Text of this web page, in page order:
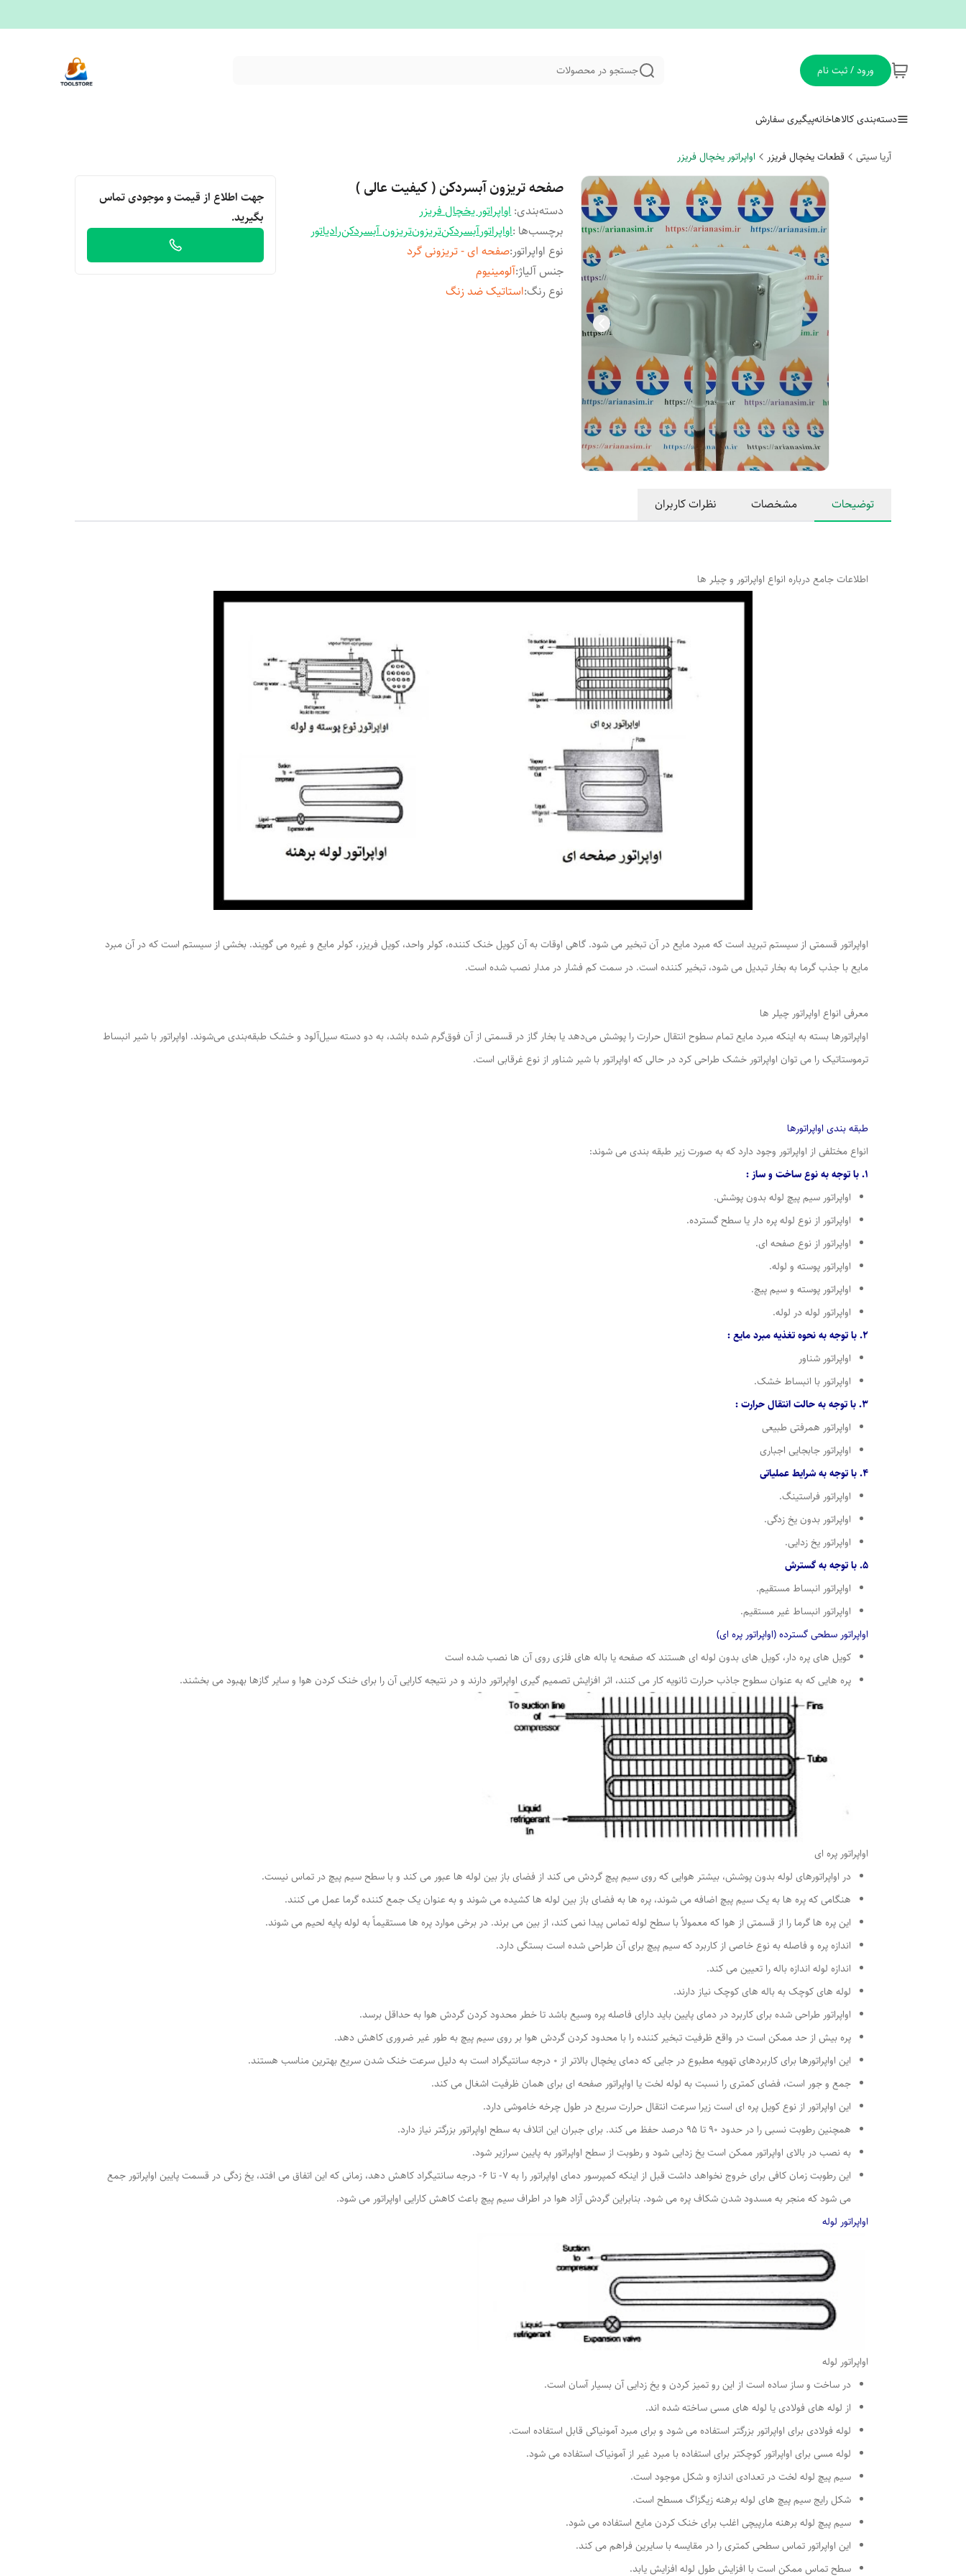
ورود / ثبت نام جستجو در محصولات
دسته‌بندی کالاهاخانهپیگیری سفارش
آریا سیتی قطعات یخچال فریزر اواپراتور یخچال فریزر
صفحه تریزون آبسردکن ( کیفیت عالی )
دسته‌بندی:اواپراتور یخچال فریزر
برچسب‌ها :اواپراتورآبسردکنتریزونتریزون آبسردکنرادیاتور
نوع اواپراتور:صفحه ای - تریزونی گرد
جنس آلیاژ:آلومینیوم
نوع رنگ:استاتیک ضد زنگ
جهت اطلاع از قیمت و موجودی تماس
بگیرید.
توضیحات مشخصات نظرات کاربران
اطلاعات جامع درباره انواع اواپراتور و چیلر ها
اواپراتور قسمتی از سیستم تبرید است که مبرد مایع در آن تبخیر می شود. گاهی اوقات به آن کویل خنک کننده، کولر واحد، کویل فریزر، کولر مایع و غیره می گویند. بخشی از سیستم است که در آن مبرد
مایع با جذب گرما به بخار تبدیل می شود، تبخیر کننده است. در سمت کم فشار در مدار نصب شده است.
معرفی انواع اواپراتور چیلر ها
اواپراتورها بسته به اینکه مبرد مایع تمام سطوح انتقال حرارت را پوشش می‌دهد یا بخار گاز در قسمتی از آن فوق‌گرم شده باشد، به دو دسته سیل‌آلود و خشک طبقه‌بندی می‌شوند. اواپراتور با شیر انبساط
ترموستاتیک را می توان اواپراتور خشک طراحی کرد در حالی که اواپراتور با شیر شناور از نوع غرقابی است.
طبقه بندی اواپراتورها
انواع مختلفی از اواپراتور وجود دارد که به صورت زیر طبقه بندی می شوند:
1. با توجه به نوع ساخت و ساز :
اواپراتور سیم پیچ لوله بدون پوشش.
اواپراتور از نوع لوله پره دار یا سطح گسترده.
اواپراتور از نوع صفحه ای.
اواپراتور پوسته و لوله.
اواپراتور پوسته و سیم پیچ.
اواپراتور لوله در لوله.
2. با توجه به نحوه تغذیه مبرد مایع :
اواپراتور شناور
اواپراتور با انبساط خشک.
3. با توجه به حالت انتقال حرارت :
اواپراتور همرفتی طبیعی
اواپراتور جابجایی اجباری
4. با توجه به شرایط عملیاتی
اواپراتور فراستینگ.
اواپراتور بدون یخ زدگی.
اواپراتور یخ زدایی.
5. با توجه به گسترش
اواپراتور انبساط مستقیم.
اواپراتور انبساط غیر مستقیم.
اواپراتور سطحی گسترده (اواپراتور پره ای)
کویل های پره دار، کویل های بدون لوله ای هستند که صفحه یا باله های فلزی روی آن ها نصب شده است
پره هایی که به عنوان سطوح جاذب حرارت ثانویه کار می کنند، اثر افزایش تصمیم گیری اواپراتور دارند و در نتیجه کارایی آن را برای خنک کردن هوا و سایر گازها بهبود می بخشند.
اواپراتور پره ای
در اواپراتورهای لوله بدون پوشش، بیشتر هوایی که روی سیم پیچ گردش می کند از فضای باز بین لوله ها عبور می کند و با سطح سیم پیچ در تماس نیست.
هنگامی که پره ها به یک سیم پیچ اضافه می شوند، پره ها به فضای باز بین لوله ها کشیده می شوند و به عنوان یک جمع کننده گرما عمل می کنند.
این پره ها گرما را از قسمتی از هوا که معمولاً با سطح لوله تماس پیدا نمی کند، از بین می برند. در برخی موارد پره ها مستقیماً به لوله پایه لحیم می شوند.
اندازه پره و فاصله به نوع خاصی از کاربرد که سیم پیچ برای آن طراحی شده است بستگی دارد.
اندازه لوله اندازه باله را تعیین می کند.
لوله های کوچک به باله های کوچک نیاز دارند.
اواپراتور طراحی شده برای کاربرد در دمای پایین باید دارای فاصله پره وسیع باشد تا خطر محدود کردن گردش هوا به حداقل برسد.
پره بیش از حد ممکن است در واقع ظرفیت تبخیر کننده را با محدود کردن گردش هوا بر روی سیم پیچ به طور غیر ضروری کاهش دهد.
این اواپراتورها برای کاربردهای تهویه مطبوع در جایی که دمای یخچال بالاتر از 0 درجه سانتیگراد است به دلیل سرعت خنک شدن سریع بهترین مناسب هستند.
جمع و جور است، فضای کمتری را نسبت به لوله لخت یا اواپراتور صفحه ای برای همان ظرفیت اشغال می کند.
این اواپراتور از نوع کویل پره ای است زیرا سرعت انتقال حرارت سریع در طول چرخه خاموشی دارد.
همچنین رطوبت نسبی را در حدود 90 تا 95 درصد حفظ می کند. برای جبران این اتلاف به سطح اواپراتور بزرگتر نیاز دارد.
به نصب در بالای اواپراتور ممکن است یخ زدایی شود و رطوبت از سطح اواپراتور به پایین سرازیر شود.
این رطوبت زمان کافی برای خروج نخواهد داشت قبل از اینکه کمپرسور دمای اواپراتور را به 7- تا 6- درجه سانتیگراد کاهش دهد، زمانی که این اتفاق می افتد، یخ زدگی در قسمت پایین اواپراتور جمع
می شود که منجر به مسدود شدن شکاف پره می شود. بنابراین گردش آزاد هوا در اطراف سیم پیچ باعث کاهش کارایی اواپراتور می شود.
اواپراتور لوله
اواپراتور لوله
در ساخت و ساز ساده است از این رو تمیز کردن و یخ زدایی آن بسیار آسان است.
از لوله های فولادی یا لوله های مسی ساخته شده اند.
لوله فولادی برای اواپراتور بزرگتر استفاده می شود و برای مبرد آمونیاکی قابل استفاده است.
لوله مسی برای اواپراتور کوچکتر برای استفاده با مبرد غیر از آمونیاک استفاده می شود.
سیم پیچ لوله لخت در تعدادی اندازه و شکل موجود است.
شکل رایج سیم پیچ های لوله برهنه زیگزاگ مسطح است.
سیم پیچ لوله برهنه مارپیچی اغلب برای خنک کردن مایع استفاده می شود.
این اواپراتور تماس سطحی کمتری را در مقایسه با سایرین فراهم می کند.
سطح تماس ممکن است با افزایش طول لوله افزایش یابد.